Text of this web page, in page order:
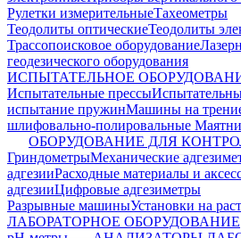
Рулетки измерительныеТахеометры
Теодолиты оптическиеТеодолиты
Трассопоисковое оборудование
геодезического оборудования
ИСПЫТАТЕЛЬНОЕ
Испытательные прессы
испытание пружинМашины на
шлифовально-полировальные
ОБОРУДОВАНИЕ ДЛЯ
ГриндометрыМеханические
адгезииРасходные материалы и
адгезииЦифровые адгезиметры
Разрывные машиныУстановки на
ЛАБОРАТОРНОЕ ОБОРУДОВАНИЕ